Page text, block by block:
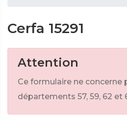
Cerfa 15291
Attention
Ce formulaire ne concerne
départements 57, 59, 62 et